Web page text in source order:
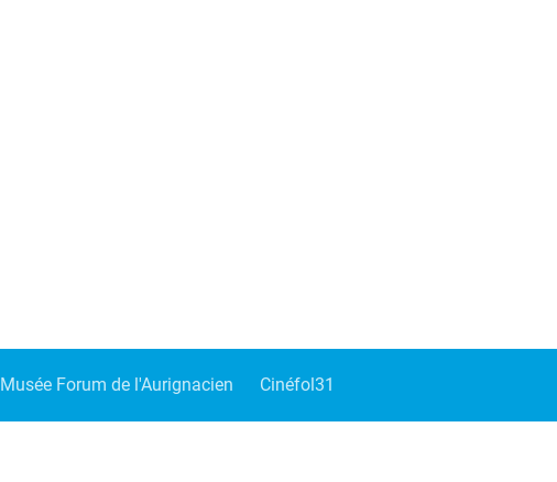
Musée Forum de l'Aurignacien Cinéfol31